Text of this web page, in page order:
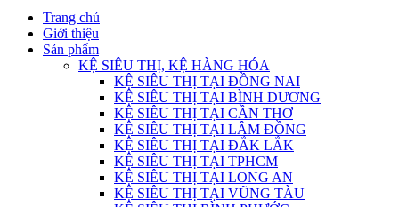
Trang chủ
Giới thiệu
Sản phẩm
KỆ SIÊU THỊ, KỆ HÀNG HÓA
KỆ SIÊU THỊ TẠI ĐỒNG NAI
KỆ SIÊU THỊ TẠI BÌNH DƯƠNG
KỆ SIÊU THỊ TẠI CẦN THƠ
KỆ SIÊU THỊ TẠI LÂM ĐỒNG
KỆ SIÊU THỊ TẠI ĐẮK LẮK
KỆ SIÊU THỊ TẠI TPHCM
KỆ SIÊU THỊ TẠI LONG AN
KỆ SIÊU THỊ TẠI VŨNG TÀU